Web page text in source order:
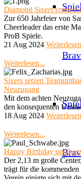
Diamond Sixers erster
Zur 650 Jahrfeier von
Cheerleader das erste
ProB Spiele.
21 Aug 2024
Weiterlesen...
Sixers setzen
Neuzugang
Mit dem achten
den konsequenten
18 Aug 2024
Weiterlesen...
Happy Birthday und
Der 2,13 m große
trägt für die